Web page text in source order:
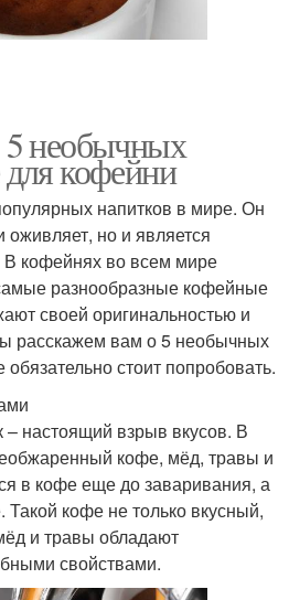
необычных
кофейни
напитков в мире. Он
оживляет, но и является
В кофейнях во всем мире
разнообразные кофейные
своей оригинальностью и
расскажем вам о 5 необычных
стоит попробовать.
настоящий взрыв вкусов. В
кофе, мёд, травы и
в кофе еще до заваривания, а
кофе не только вкусный,
и травы обладают
свойствами.